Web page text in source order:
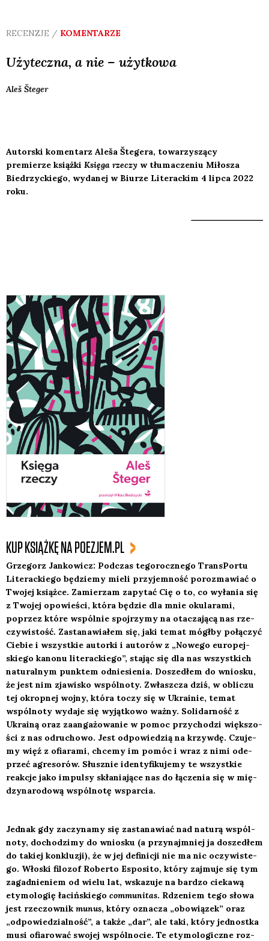
RECENZJE / KOMENTARZE
Użyteczna, a nie – użytkowa
Aleš Šteger
Autorski komentarz Aleša Štegera, towarzyszący
premierze książki Księga rzeczy w tłumaczeniu Miłosza
Biedrzyckiego, wydanej w Biurze Literackim 4 lipca 2022
roku.
KUP KSIĄŻKĘ NA POEZJEM.PL
Grze­gorz Jan­ko­wicz: Pod­czas tego­rocz­ne­go Trans­Por­tu
Lite­rac­kie­go będzie­my mie­li przy­jem­ność poroz­ma­wiać o
Two­jej książ­ce. Zamie­rzam zapy­tać Cię o to, co wyła­nia się
z Two­jej opo­wie­ści, któ­ra będzie dla mnie oku­la­ra­mi,
poprzez któ­re wspól­nie spoj­rzy­my na ota­cza­ją­cą nas rze­
czy­wi­stość. Zasta­na­wia­łem się, jaki temat mógł­by połą­czyć
Cie­bie i wszyst­kie autor­ki i auto­rów z „Nowe­go euro­pej­
skie­go kano­nu lite­rac­kie­go”, sta­jąc się dla nas wszyst­kich
natu­ral­nym punk­tem odnie­sie­nia. Dosze­dłem do wnio­sku,
że jest nim zja­wi­sko wspól­no­ty. Zwłasz­cza dziś, w obli­czu
tej okrop­nej woj­ny, któ­ra toczy się w Ukra­inie, temat
wspól­no­ty wyda­je się wyjąt­ko­wo waż­ny. Soli­dar­ność z
Ukra­iną oraz zaan­ga­żo­wa­nie w pomoc przy­cho­dzi więk­szo­
ści z nas odru­cho­wo. Jest odpo­wie­dzią na krzyw­dę. Czu­je­
my więź z ofia­ra­mi, chce­my im pomóc i wraz z nimi ode­
przeć agre­so­rów. Słusz­nie iden­ty­fi­ku­je­my te wszyst­kie
reak­cje jako impul­sy skła­nia­ją­ce nas do łącze­nia się w mię­
dzy­na­ro­do­wą wspól­no­tę wspar­cia.
Jed­nak gdy zaczy­na­my się zasta­na­wiać nad natu­rą wspól­
no­ty, docho­dzi­my do wnio­sku (a przy­naj­mniej ja dosze­dłem
do takiej kon­klu­zji), że w jej defi­ni­cji nie ma nic oczy­wi­ste­
go. Wło­ski filo­zof Rober­to Espo­si­to, któ­ry zaj­mu­je się tym
zagad­nie­niem od wie­lu lat, wska­zu­je na bar­dzo cie­ka­wą
ety­mo­lo­gię łaciń­skie­go com­mu­ni­tas. Rdze­niem tego sło­wa
jest rze­czow­nik munus, któ­ry ozna­cza „obo­wią­zek” oraz
„odpo­wie­dzial­ność”, a tak­że „dar”, ale taki, któ­ry jed­nost­ka
musi ofia­ro­wać swo­jej wspól­no­cie. Te ety­mo­lo­gicz­ne roz­